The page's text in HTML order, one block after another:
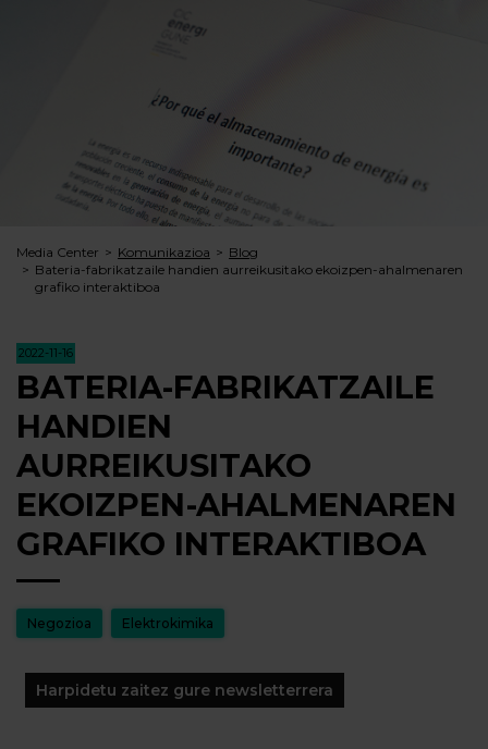
Media Center Komunikazioa
Blog
Bateria-fabrikatzaile handien aurreikusitako ekoizpen-ahalmenaren
grafiko interaktiboa
2022-11-16
BATERIA-FABRIKATZAILE
HANDIEN
AURREIKUSITAKO
EKOIZPEN-AHALMENAREN
GRAFIKO INTERAKTIBOA
Negozioa Elektrokimika
Harpidetu zaitez gure newsletterrera